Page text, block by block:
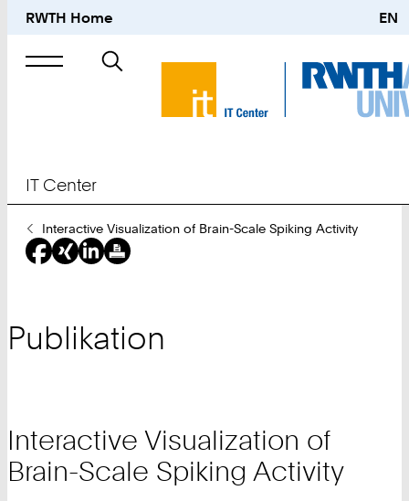
RWTH Home EN
Suche
nach
IT Center
Sie
sind
hier:
Interactive Visualization of Brain-Scale Spiking Activity
Publikation
Interactive Visualization of
Brain-Scale Spiking Activity